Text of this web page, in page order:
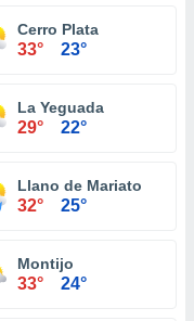
Cerro Plata
33° 23°
La Yeguada
29° 22°
Llano de Mariato
32° 25°
Montijo
33° 24°